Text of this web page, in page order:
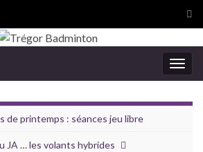
de printemps : séances jeu libre
JA … les volants hybrides